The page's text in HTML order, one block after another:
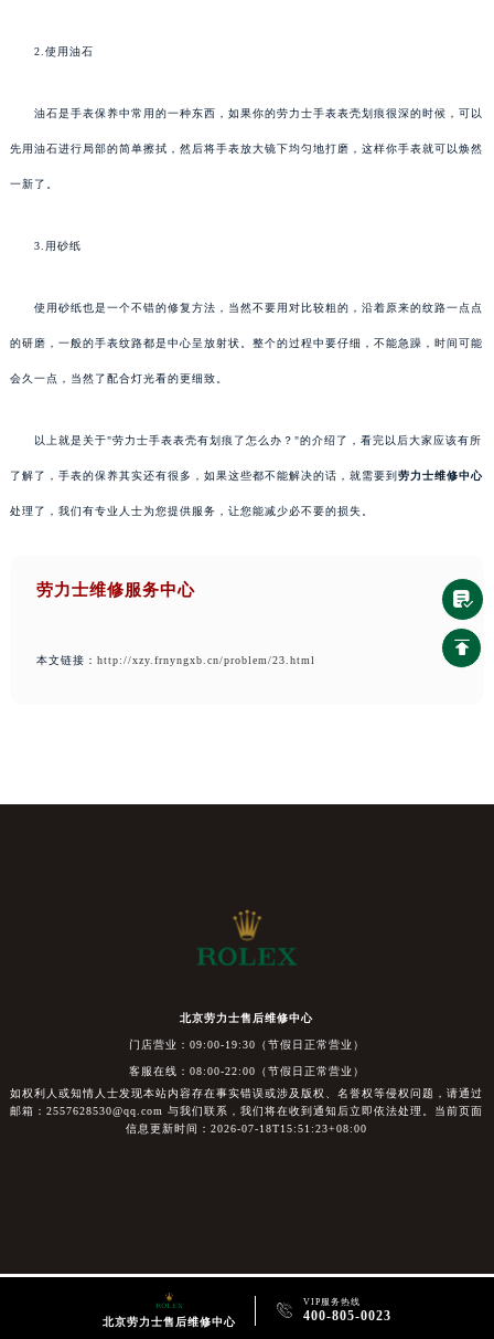
2.使用油石
油石是手表保养中常用的一种东西，如果你的劳力士手表表壳划痕很深的时候，可以
先用油石进行局部的简单擦拭，然后将手表放大镜下均匀地打磨，这样你手表就可以焕然
一新了。
3.用砂纸
使用砂纸也是一个不错的修复方法，当然不要用对比较粗的，沿着原来的纹路一点点
的研磨，一般的手表纹路都是中心呈放射状。整个的过程中要仔细，不能急躁，时间可能
会久一点，当然了配合灯光看的更细致。
以上就是关于"劳力士手表表壳有划痕了怎么办？"的介绍了，看完以后大家应该有所
了解了，手表的保养其实还有很多，如果这些都不能解决的话，就需要到 劳力士维修中心
处理了，我们有专业人士为您提供服务，让您能减少必不要的损失。
劳力士维修服务中心
本文链接： http://xzy.frnyngxb.cn/problem/23.html
北京劳力士售后维修中心
门店营业：09:00-19:30（节假日正常营业）
客服在线：08:00-22:00（节假日正常营业）
如权利人或知情人士发现本站内容存在事实错误或涉及版权、名誉权等侵权问题，请通过
邮箱：2557628530@qq.com 与我们联系，我们将在收到通知后立即依法处理。当前页面
信息更新时间：2026-07-18T15:51:23+08:00
北京劳力士售后维修中心
 VIP服务热线
400-805-0023